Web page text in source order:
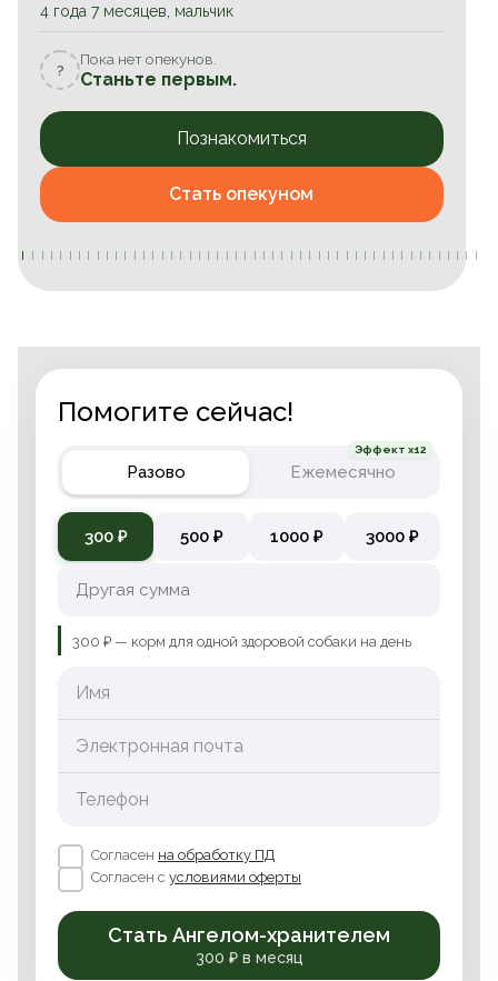
4 года 7 месяцев, мальчик
?
Пока нет опекунов.
Станьте первым.
Познакомиться
Стать опекуном
Помогите сейчас!
Разово Ежемесячно
Эффект x12
300 ₽ 500 ₽ 1000 ₽ 3000 ₽
300 ₽ — корм для одной здоровой собаки на день
Имя
Электронная почта
Телефон
Согласен на обработку ПД
Согласен с условиями оферты
Стать Ангелом-хранителем
300 ₽ в месяц